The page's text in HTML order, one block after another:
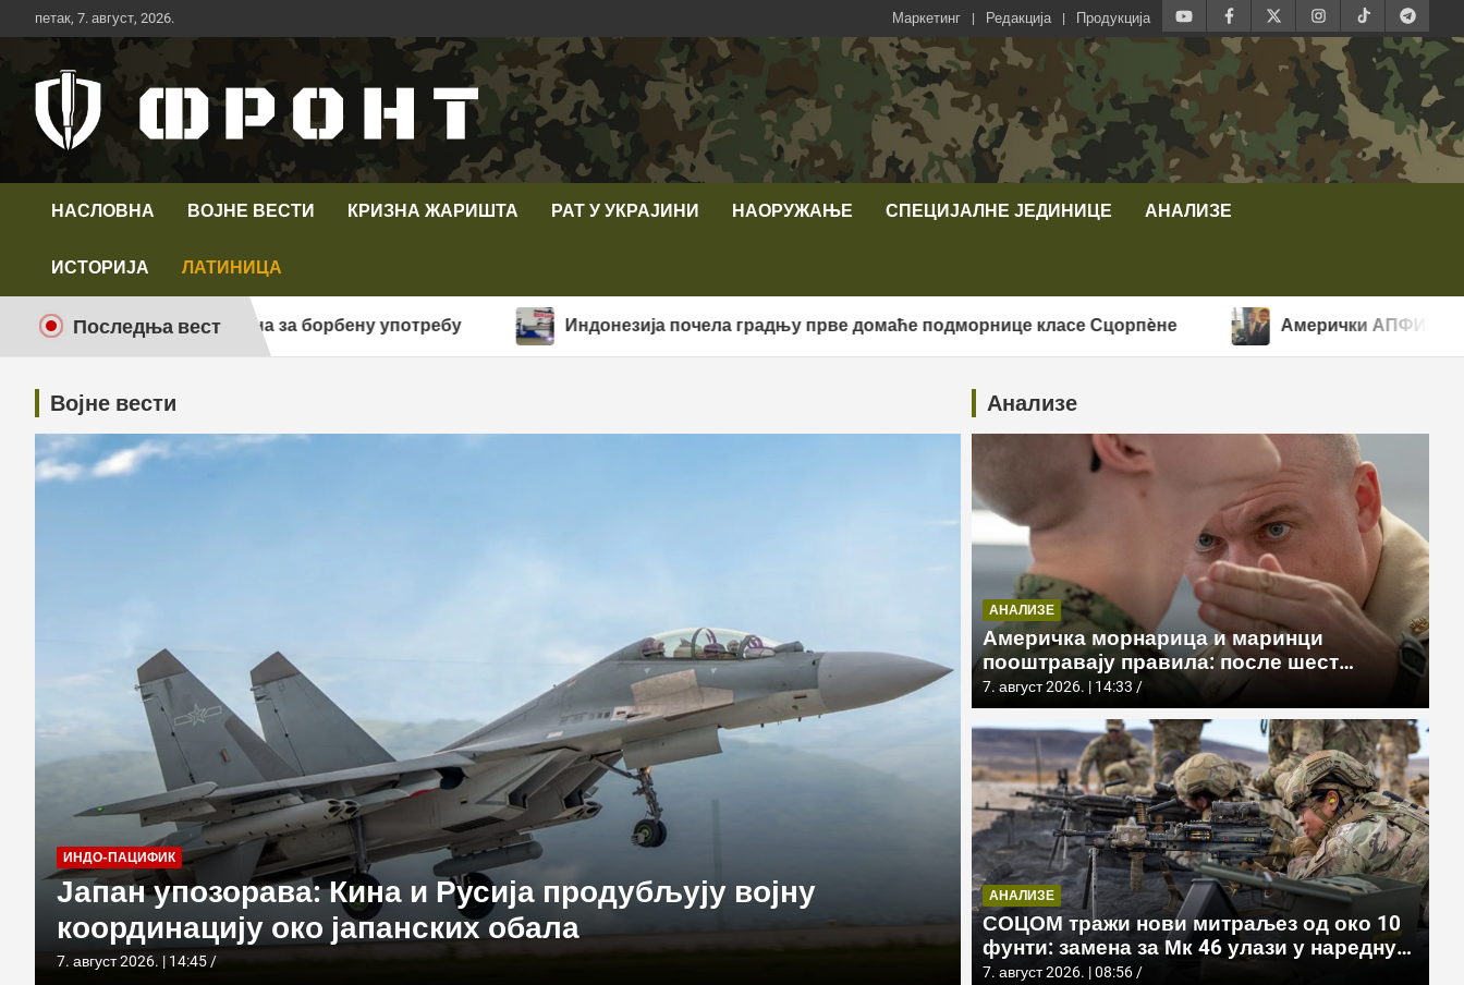
Скип
то
петак, 7. август, 2026. Маркетинг Редакција Продукција
Телевизија ФРОНТ
НАСЛОВНА ВОЈНЕ ВЕСТИ КРИЗНА ЖАРИШТА РАТ У УКРАЈИНИ НАОРУЖАЊЕ СПЕЦИЈАЛНЕ ЈЕДИНИЦЕ АНАЛИЗЕ
ИСТОРИЈА ЛАТИНИЦА
Последња вест
П спремна за борбену употребу Индонезија почела градњу прве домаће подморнице класе Сцорпèне Амерички АПФИТ убрзао
Војне вести
ИНДО-ПАЦИФИК
Јапан упозорава: Кина и Русија продубљују војну
координацију око јапанских обала
7. август 2026. | 14:45
ИНДО-ПАЦИФИК
Јужнокорејски тенк К1Е1
границе са Северном Корејом
7. август 2026. | 14:55
Анализе
АНАЛИЗЕ
Америчка морнарица и маринци
пооштравају правила: после шест
месеци дозволе за браду следи
службено саветовање
7. август 2026. | 14:33
АНАЛИЗЕ
СОЦОМ тражи нови митраљез од око 10
фунти: замена за Мк 46 улази у наредну
фазу
7. август 2026. | 08:56